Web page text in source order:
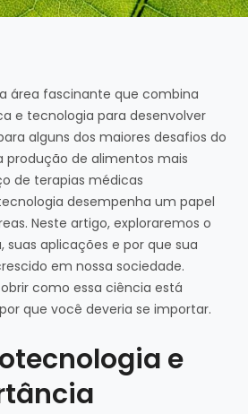
área fascinante que combina
e tecnologia para desenvolver
alguns dos maiores desafios do
produção de alimentos mais
de terapias médicas
desempenha um papel
Neste artigo, exploraremos o
suas aplicações e por que sua
em nossa sociedade.
como essa ciência está
que você deveria se importar.
e